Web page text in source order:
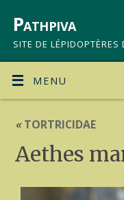
Pathpiva
SITE DE LÉPIDOPTÈRES
MENU
«TORTRICIDAE
Aethes